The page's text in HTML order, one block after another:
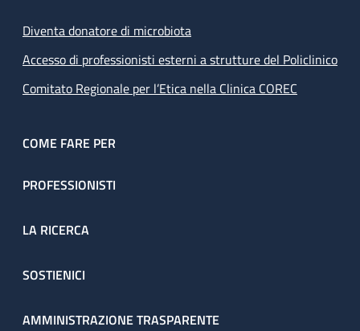
Diventa donatore di microbiota
Accesso di professionisti esterni a strutture del Policlinico
Comitato Regionale per l’Etica nella Clinica COREC
COME FARE PER
PROFESSIONISTI
LA RICERCA
SOSTIENICI
AMMINISTRAZIONE TRASPARENTE